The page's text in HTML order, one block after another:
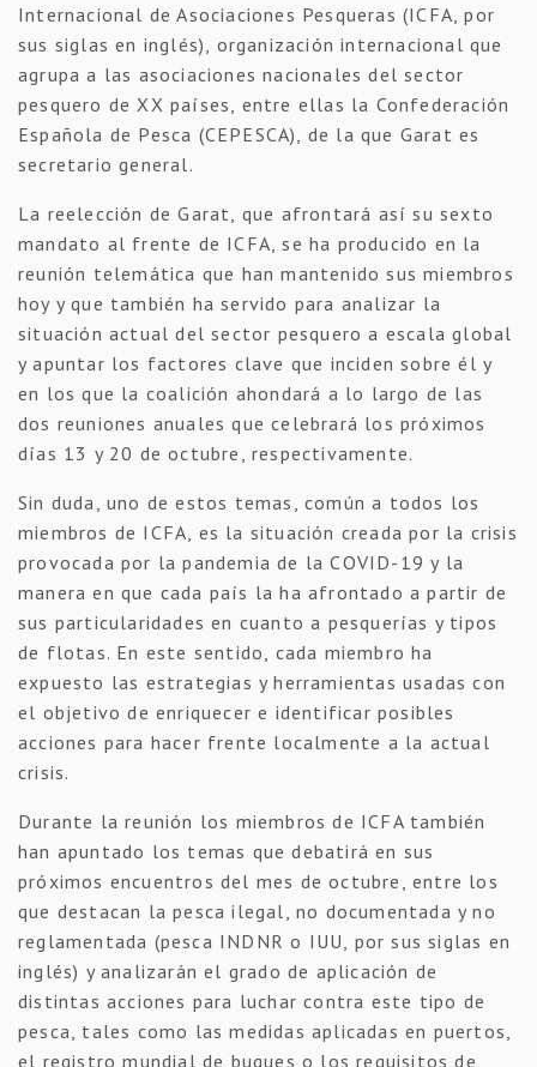
Internacional de Asociaciones Pesqueras (ICFA, por
sus siglas en inglés), organización internacional que
agrupa a las asociaciones nacionales del sector
pesquero de XX países, entre ellas la Confederación
Española de Pesca (CEPESCA), de la que Garat es
secretario general.
La reelección de Garat, que afrontará así su sexto
mandato al frente de ICFA, se ha producido en la
reunión telemática que han mantenido sus miembros
hoy y que también ha servido para analizar la
situación actual del sector pesquero a escala global
y apuntar los factores clave que inciden sobre él y
en los que la coalición ahondará a lo largo de las
dos reuniones anuales que celebrará los próximos
días 13 y 20 de octubre, respectivamente.
Sin duda, uno de estos temas, común a todos los
miembros de ICFA, es la situación creada por la crisis
provocada por la pandemia de la COVID-19 y la
manera en que cada país la ha afrontado a partir de
sus particularidades en cuanto a pesquerías y tipos
de flotas. En este sentido, cada miembro ha
expuesto las estrategias y herramientas usadas con
el objetivo de enriquecer e identificar posibles
acciones para hacer frente localmente a la actual
crisis.
Durante la reunión los miembros de ICFA también
han apuntado los temas que debatirá en sus
próximos encuentros del mes de octubre, entre los
que destacan la pesca ilegal, no documentada y no
reglamentada (pesca INDNR o IUU, por sus siglas en
inglés) y analizarán el grado de aplicación de
distintas acciones para luchar contra este tipo de
pesca, tales como las medidas aplicadas en puertos,
el registro mundial de buques o los requisitos de